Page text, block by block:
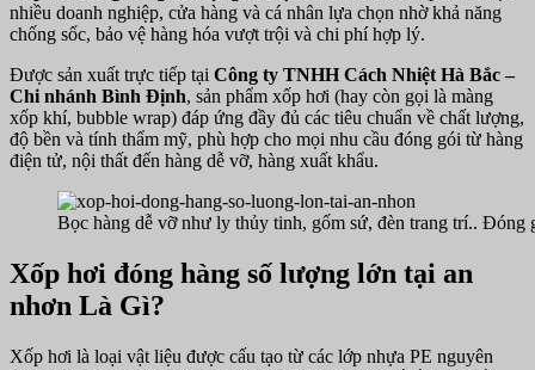
nhiều doanh nghiệp, cửa hàng và cá nhân lựa chọn nhờ khả năng
chống sốc, bảo vệ hàng hóa vượt trội và chi phí hợp lý.
Được sản xuất trực tiếp tại Công ty TNHH Cách Nhiệt Hà Bắc –
Chi nhánh Bình Định, sản phẩm xốp hơi (hay còn gọi là màng
xốp khí, bubble wrap) đáp ứng đầy đủ các tiêu chuẩn về chất lượng,
độ bền và tính thẩm mỹ, phù hợp cho mọi nhu cầu đóng gói từ hàng
điện tử, nội thất đến hàng dễ vỡ, hàng xuất khẩu.
Bọc hàng dễ vỡ như ly thủy tinh, gốm sứ, đèn trang trí.. Đóng
Xốp hơi đóng hàng số lượng lớn tại an
nhơn Là Gì?
Xốp hơi là loại vật liệu được cấu tạo từ các lớp nhựa PE nguyên